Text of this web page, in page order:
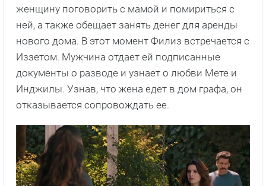
женщину поговорить с мамой и помириться с
ней, а также обещает занять денег для аренды
нового дома. В этот момент Филиз встречается с
Иззетом. Мужчина отдает ей подписанные
документы о разводе и узнает о любви Мете и
Инджилы. Узнав, что жена едет в дом графа, он
отказывается сопровождать ее.